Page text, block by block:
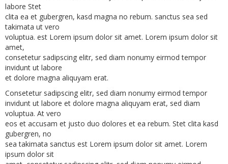
labore Stet
clita ea et gubergren, kasd magna no rebum. sanctus sea sed
takimata ut vero
voluptua. est Lorem ipsum dolor sit amet. Lorem ipsum dolor sit
amet,
consetetur sadipscing elitr, sed diam nonumy eirmod tempor
invidunt ut labore
et dolore magna aliquyam erat.
Consetetur sadipscing elitr, sed diam nonumy eirmod tempor
invidunt ut labore et dolore magna aliquyam erat, sed diam
voluptua. At vero
eos et accusam et justo duo dolores et ea rebum. Stet clita kasd
gubergren, no
sea takimata sanctus est Lorem ipsum dolor sit amet. Lorem
ipsum dolor sit